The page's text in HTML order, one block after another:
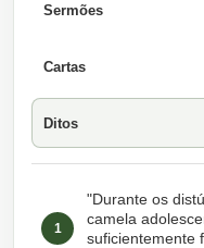
Sermões
Cartas
Ditos
1
"Durante os
camela
suficientemente